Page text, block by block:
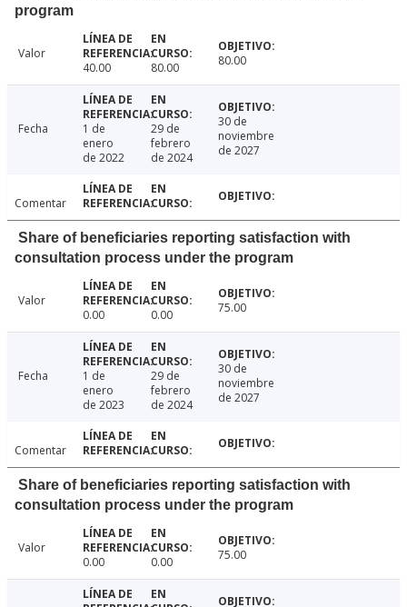
program
Valor
40.00
80.00 80.00
Fecha
1 de
enero
de 2022
29 de
febrero
de 2024
30 de
noviembre
de 2027
Comentar
Share of beneficiaries reporting satisfaction with
consultation process under the program
Valor
0.00
0.00 75.00
Fecha
1 de
enero
de 2023
29 de
febrero
de 2024
30 de
noviembre
de 2027
Comentar
Share of beneficiaries reporting satisfaction with
consultation process under the program
Valor
0.00
0.00 75.00